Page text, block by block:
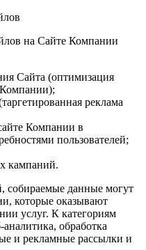
на Сайте Компании
Сайта (оптимизация
реклама
Компании в
пользователей;
кампаний.
собираемые данные могут
которые оказывают
услуг. К категориям
аналитика, обработка
и рекламные рассылки и